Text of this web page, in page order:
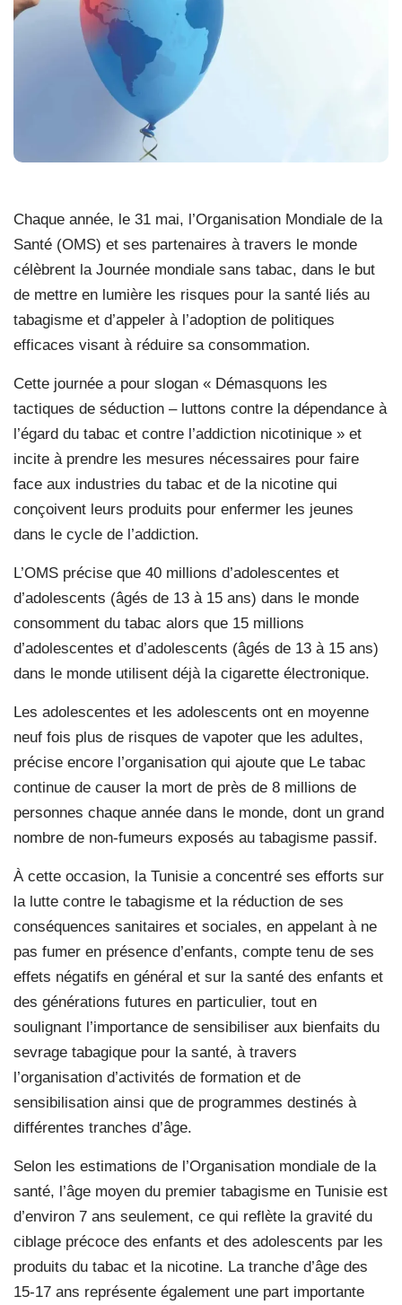
Chaque année, le 31 mai, l’Organisation Mondiale de la
Santé (OMS) et ses partenaires à travers le monde
célèbrent la Journée mondiale sans tabac, dans le but
de mettre en lumière les risques pour la santé liés au
tabagisme et d’appeler à l’adoption de politiques
efficaces visant à réduire sa consommation.
Cette journée a pour slogan « Démasquons les
tactiques de séduction – luttons contre la dépendance à
l’égard du tabac et contre l’addiction nicotinique » et
incite à prendre les mesures nécessaires pour faire
face aux industries du tabac et de la nicotine qui
conçoivent leurs produits pour enfermer les jeunes
dans le cycle de l’addiction.
L’OMS précise que 40 millions d’adolescentes et
d’adolescents (âgés de 13 à 15 ans) dans le monde
consomment du tabac alors que 15 millions
d’adolescentes et d’adolescents (âgés de 13 à 15 ans)
dans le monde utilisent déjà la cigarette électronique.
Les adolescentes et les adolescents ont en moyenne
neuf fois plus de risques de vapoter que les adultes,
précise encore l’organisation qui ajoute que Le tabac
continue de causer la mort de près de 8 millions de
personnes chaque année dans le monde, dont un grand
nombre de non-fumeurs exposés au tabagisme passif.
À cette occasion, la Tunisie a concentré ses efforts sur
la lutte contre le tabagisme et la réduction de ses
conséquences sanitaires et sociales, en appelant à ne
pas fumer en présence d’enfants, compte tenu de ses
effets négatifs en général et sur la santé des enfants et
des générations futures en particulier, tout en
soulignant l’importance de sensibiliser aux bienfaits du
sevrage tabagique pour la santé, à travers
l’organisation d’activités de formation et de
sensibilisation ainsi que de programmes destinés à
différentes tranches d’âge.
Selon les estimations de l’Organisation mondiale de la
santé, l’âge moyen du premier tabagisme en Tunisie est
d’environ 7 ans seulement, ce qui reflète la gravité du
ciblage précoce des enfants et des adolescents par les
produits du tabac et la nicotine. La tranche d’âge des
15-17 ans représente également une part importante